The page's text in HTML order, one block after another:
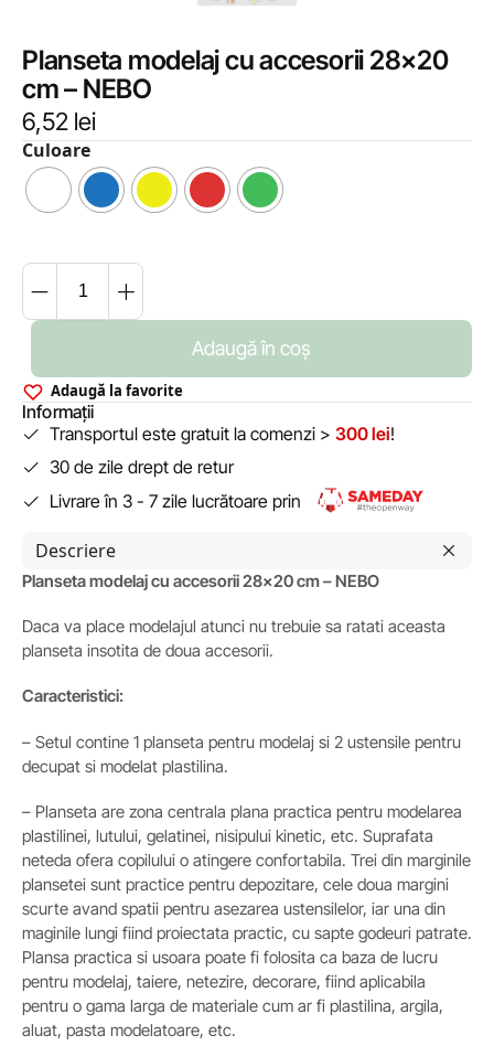
Planseta modelaj cu accesorii 28×20
cm – NEBO
6,52 lei
Culoare
Adaugă în coș
Adaugă la favorite
Informații
Transportul este gratuit la comenzi > 300 lei!
30 de zile drept de retur
Livrare în 3 - 7 zile lucrătoare prin
Descriere
Planseta modelaj cu accesorii 28×20 cm – NEBO
Daca va place modelajul atunci nu trebuie sa ratati aceasta
planseta insotita de doua accesorii.
Caracteristici:
– Setul contine 1 planseta pentru modelaj si 2 ustensile pentru
decupat si modelat plastilina.
– Planseta are zona centrala plana practica pentru modelarea
plastilinei, lutului, gelatinei, nisipului kinetic, etc. Suprafata
neteda ofera copilului o atingere confortabila. Trei din marginile
plansetei sunt practice pentru depozitare, cele doua margini
scurte avand spatii pentru asezarea ustensilelor, iar una din
maginile lungi fiind proiectata practic, cu sapte godeuri patrate.
Plansa practica si usoara poate fi folosita ca baza de lucru
pentru modelaj, taiere, netezire, decorare, fiind aplicabila
pentru o gama larga de materiale cum ar fi plastilina, argila,
aluat, pasta modelatoare, etc.